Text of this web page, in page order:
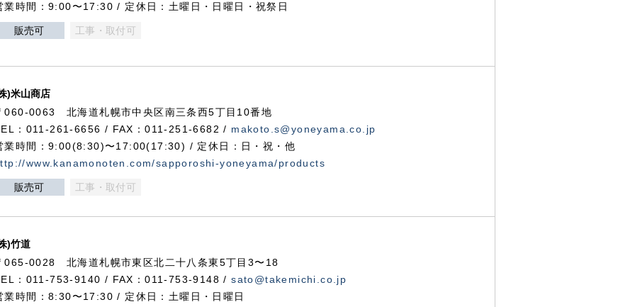
業時間：9:00〜17:30 / 定休日：土曜日・日曜日・祝祭日
販売可 工事・取付可
)米山商店
060-0063 北海道札幌市中央区南三条西5丁目10番地
：011-261-6656 / FAX：011-251-6682 / makoto.s@yoneyama.co.jp
業時間：9:00(8:30)〜17:00(17:30) / 定休日：日・祝・他
www.kanamonoten.com/sapporoshi-yoneyama/products
販売可 工事・取付可
)竹道
065-0028 北海道札幌市東区北二十八条東5丁目3〜18
：011-753-9140 / FAX：011-753-9148 /sato@takemichi.co.jp
業時間：8:30〜17:30 / 定休日：土曜日・日曜日